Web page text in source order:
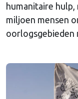
humanitaire
miljoen mensen
oorlogsgebieden